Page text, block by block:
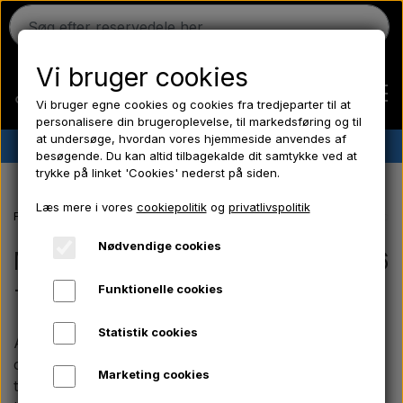
Ferguson
Massey Ferguson
✔︎ Dansk lager✔︎ Hurtig levering ✔︎ Lave priser
Forside Massey Ferguson reservedele MF 165- 188 serien
Motordele 4 cyl - A4.212 - A4.236
- A4.248 - AD4.203
Aparts har et bredt udvalg af motordele til de 4-
cylindrede Perkins-motorer på Massey Ferguson 165
til 188-serien. Sortimentet omfatter komponenter som
Vi bruger cookies
Vi bruger egne cookies og cookies fra tredjeparter til at
personalisere din brugeroplevelse, til markedsføring og til
at undersøge, hvordan vores hjemmeside anvendes af
besøgende. Du kan altid tilbagekalde dit samtykke ved at
trykke på linket 'Cookies' nederst på siden.
Læs mere i vores cookiepolitikog privatlivspolitik
Nødvendige cookies
Funktionelle cookies
Statistik cookies
Marketing cookies